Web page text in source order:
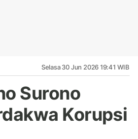
Selasa 30 Jun 2026 19:41 WIB
Surono
Korupsi